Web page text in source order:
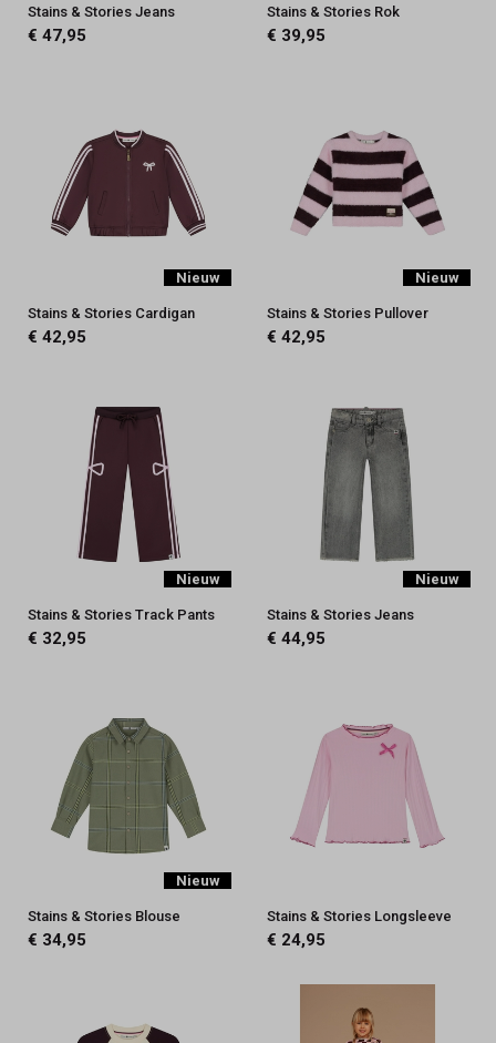
Stains & Stories Jeans
€ 47,95
Stains & Stories Rok
€ 39,95
Nieuw
Stains & Stories Cardigan
€ 42,95
Nieuw
Stains & Stories Pullover
€ 42,95
Nieuw
Stains & Stories Track Pants
€ 32,95
Nieuw
Stains & Stories Jeans
€ 44,95
Nieuw
Stains & Stories Blouse
€ 34,95
Stains & Stories Longsleeve
€ 24,95